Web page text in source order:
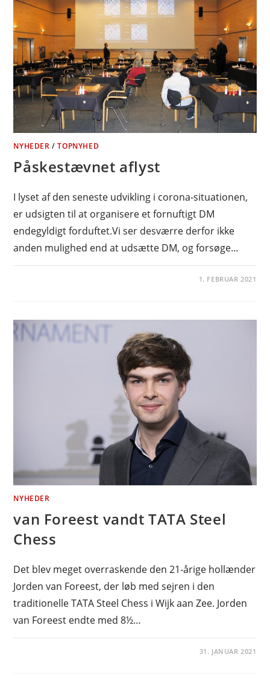
NYHEDER /TOPNYHED
Påskestævnet aflyst
I lyset af den seneste udvikling i corona-situationen,
er udsigten til at organisere et fornuftigt DM
endegyldigt forduftet.Vi ser desværre derfor ikke
anden mulighed end at udsætte DM, og forsøge…
1. FEBRUAR 2021
NYHEDER
van Foreest vandt TATA Steel
Chess
Det blev meget overraskende den 21-årige hollænder
Jorden van Foreest, der løb med sejren i den
traditionelle TATA Steel Chess i Wijk aan Zee. Jorden
van Foreest endte med 8½…
31. JANUAR 2021